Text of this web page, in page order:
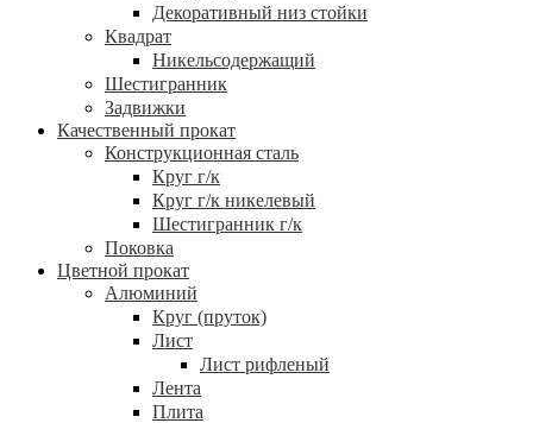
Декоративный низ стойки
Квадрат
Никельсодержащий
Шестигранник
Задвижки
Качественный прокат
Конструкционная сталь
Круг г/к
Круг г/к никелевый
Шестигранник г/к
Поковка
Цветной прокат
Алюминий
Круг (пруток)
Лист
Лист рифленый
Лента
Плита